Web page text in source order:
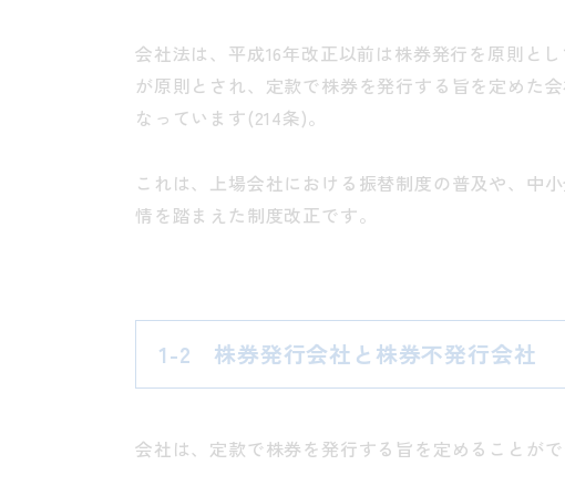
会社法は、平成16年改正以前は株券発行を原則と
が原則とされ、定款で株券を発行する旨を定めた
なっています(214条)。
これは、上場会社における振替制度の普及や、中
情を踏まえた制度改正です。
1-2 株券発行会社と株券不発行会社
会社は、定款で株券を発行する旨を定めることがで